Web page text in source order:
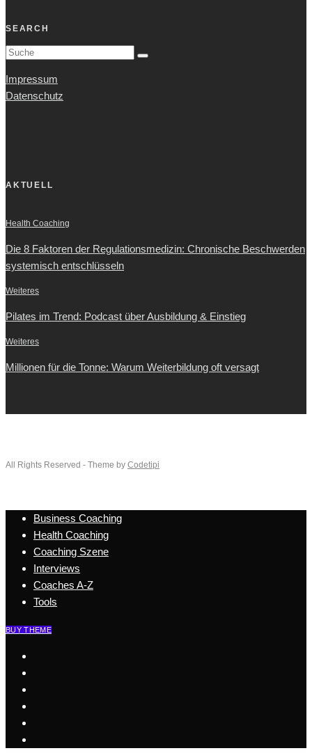
SEARCH
Impressum
Datenschutz
AKTUELL
Health Coaching
Die 8 Faktoren der Regulationsmedizin: Chronische Beschwerden
systemisch entschlüsseln
Weiteres
Pilates im Trend: Podcast über Ausbildung & Einstieg
Weiteres
Millionen für die Tonne: Warum Weiterbildung oft versagt
All Rights Reserved - Theme by Codetipi
Business Coaching
Health Coaching
Coaching Szene
Interviews
Coaches A-Z
Tools
BUY THEME